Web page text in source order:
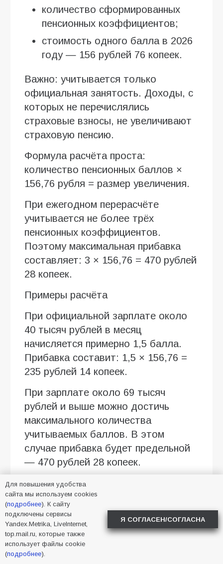
количество сформированных
пенсионных коэффициентов;
стоимость одного балла в 2026
году — 156 рублей 76 копеек.
Важно: учитывается только
официальная занятость. Доходы, с
которых не перечислялись
страховые взносы, не увеличивают
страховую пенсию.
Формула расчёта проста:
количество пенсионных баллов ×
156,76 рубля = размер увеличения.
При ежегодном перерасчёте
учитывается не более трёх
пенсионных коэффициентов.
Поэтому максимальная прибавка
составляет: 3 × 156,76 = 470 рублей
28 копеек.
Примеры расчёта
При официальной зарплате около
40 тысяч рублей в месяц
начисляется примерно 1,5 балла.
Прибавка составит: 1,5 × 156,76 =
235 рублей 14 копеек.
При зарплате около 69 тысяч
рублей и выше можно достичь
максимального количества
учитываемых баллов. В этом
случае прибавка будет предельной
— 470 рублей 28 копеек.
Именно поэтому два пенсионера с
одинаковым возрастом и похожим
стажем могут получить разную
прибавку.
Совет эксперта
Для повышения удобства
сайта мы используем cookies
(подробнее). К сайту
подключены сервисы
Yandex.Metrika, LiveInternet,
top.mail.ru, которые также
использует файлы cookie
(подробнее).
Я СОГЛАСЕН/СОГЛАСНА